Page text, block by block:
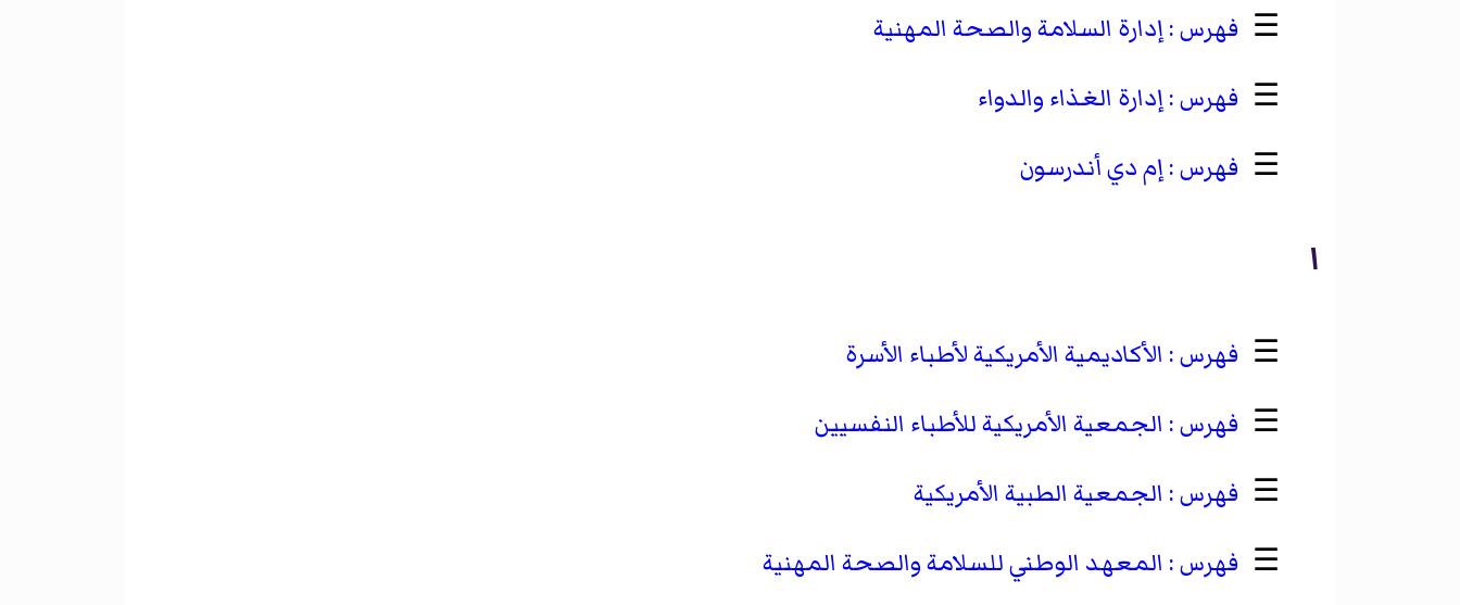
☰
إدارة السلامة والصحة المهنية
☰
إدارة الغذاء والدواء
☰
إم دي أندرسون
ا
☰
الأكاديمية الأمريكية لأطباء الأسرة
☰
الجمعية الأمريكية للأطباء النفسيين
☰
الجمعية الطبية الأمريكية
☰
المعهد الوطني للسلامة والصحة المهنية